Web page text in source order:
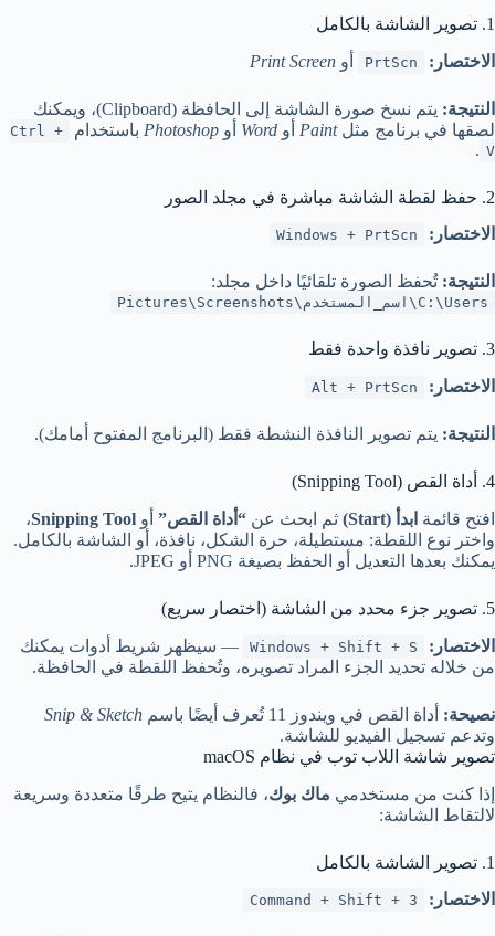
1. تصوير الشاشة بالكامل
الاختصار:
PrtScn أو Print Screen
النتيجة:
يتم نسخ صورة الشاشة إلى الحافظة (Clipboard)، ويمكنك
لصقها في برنامج مثلPaint أو Word أو Photoshop باستخدام
Ctrl +
V
.
2. حفظ لقطة الشاشة مباشرة في مجلد الصور
الاختصار:
Windows + PrtScn
النتيجة: تُحفظ الصورة تلقائيًا داخل مجلد:
C:\Users\اسم_المستخدم\Pictures\Screenshots
3. تصوير نافذة واحدة فقط
الاختصار:
Alt + PrtScn
النتيجة: يتم تصوير النافذة النشطة فقط (البرنامج المفتوح أمامك).
4. أداة القص (Snipping Tool)
افتح قائمة ابدأ (Start) ثم ابحث عن “أداة القص” أو Snipping Tool،
واختر نوع اللقطة: مستطيلة، حرة الشكل، نافذة، أو الشاشة بالكامل.
يمكنك بعدها التعديل أو الحفظ بصيغة PNG أو JPEG.
5. تصوير جزء محدد من الشاشة (اختصار سريع)
الاختصار:
Windows + Shift + S
— سيظهر شريط أدوات يمكنك
من خلاله تحديد الجزء المراد تصويره، وتُحفظ اللقطة في الحافظة.
نصيحة: أداة القص في ويندوز 11 تُعرف أيضًا باسم
Snip & Sketch
وتدعم تسجيل الفيديو للشاشة.
تصوير شاشة اللاب توب في نظام macOS
إذا كنت من مستخدمي ماك بوك، فالنظام يتيح طرقًا متعددة وسريعة
لالتقاط الشاشة:
1. تصوير الشاشة بالكامل
الاختصار:
Command + Shift + 3